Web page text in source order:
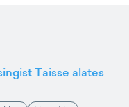
Taisse alates